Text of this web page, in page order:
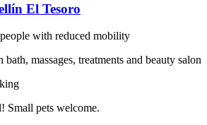
El Tesoro
with reduced mobility
massages, treatments and beauty salon
Small pets welcome.